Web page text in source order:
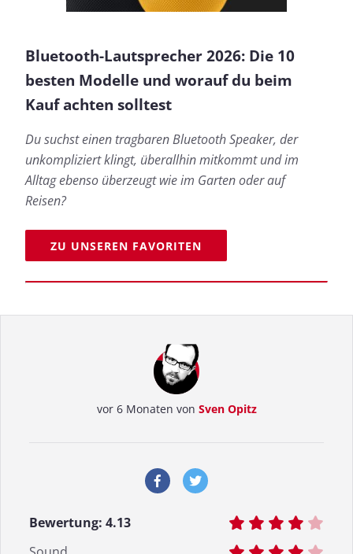
Bluetooth-Lautsprecher 2026: Die 10
besten Modelle und worauf du beim
Kauf achten solltest
Du suchst einen tragbaren Bluetooth Speaker, der
unkompliziert klingt, überallhin mitkommt und im
Alltag ebenso überzeugt wie im Garten oder auf
Reisen?
ZU UNSEREN FAVORITEN
vor 6 Monaten von Sven Opitz
Bewertung: 4.13